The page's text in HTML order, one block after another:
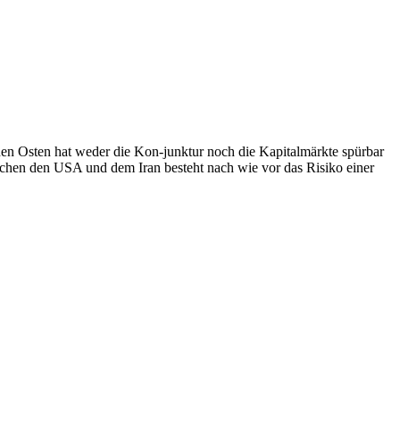
Osten hat weder die Kon-junktur noch die Kapitalmärkte spürbar
den USA und dem Iran besteht nach wie vor das Risiko einer